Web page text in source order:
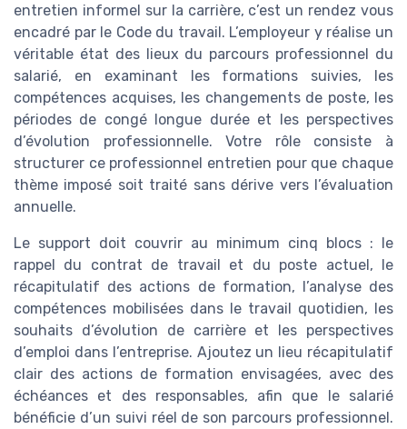
entretien informel sur la carrière, c’est un rendez vous
encadré par le Code du travail. L’employeur y réalise un
véritable état des lieux du parcours professionnel du
salarié, en examinant les formations suivies, les
compétences acquises, les changements de poste, les
périodes de congé longue durée et les perspectives
d’évolution professionnelle. Votre rôle consiste à
structurer ce professionnel entretien pour que chaque
thème imposé soit traité sans dérive vers l’évaluation
annuelle.
Le support doit couvrir au minimum cinq blocs : le
rappel du contrat de travail et du poste actuel, le
récapitulatif des actions de formation, l’analyse des
compétences mobilisées dans le travail quotidien, les
souhaits d’évolution de carrière et les perspectives
d’emploi dans l’entreprise. Ajoutez un lieu récapitulatif
clair des actions de formation envisagées, avec des
échéances et des responsables, afin que le salarié
bénéficie d’un suivi réel de son parcours professionnel.